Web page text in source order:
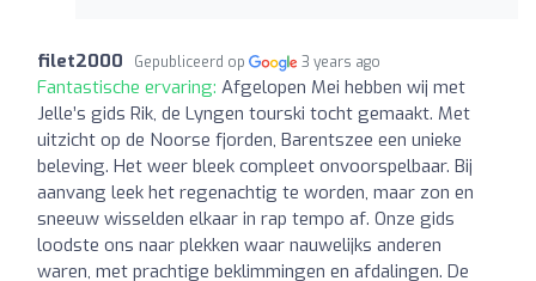
filet2000 Gepubliceerd op 3 years ago
Fantastische ervaring: Afgelopen Mei hebben wij met
Jelle’s gids Rik, de Lyngen tourski tocht gemaakt. Met
uitzicht op de Noorse fjorden, Barentszee een unieke
beleving. Het weer bleek compleet onvoorspelbaar. Bij
aanvang leek het regenachtig te worden, maar zon en
sneeuw wisselden elkaar in rap tempo af. Onze gids
loodste ons naar plekken waar nauwelijks anderen
waren, met prachtige beklimmingen en afdalingen. De